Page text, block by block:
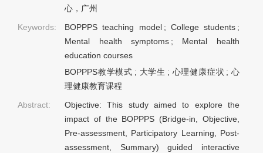
心，广州
Keywords:
BOPPPS teaching model ; College students ;
Mental health symptoms ; Mental health
education courses
BOPPPS教学模式 ; 大学生 ; 心理健康症状 ;心
理健康教育课程
Abstract:
Objective: This study aimed to explore the
impact of the BOPPPS (Bridge-in, Objective,
Pre-assessment, Participatory Learning, Post-
assessment, Summary) guided interactive